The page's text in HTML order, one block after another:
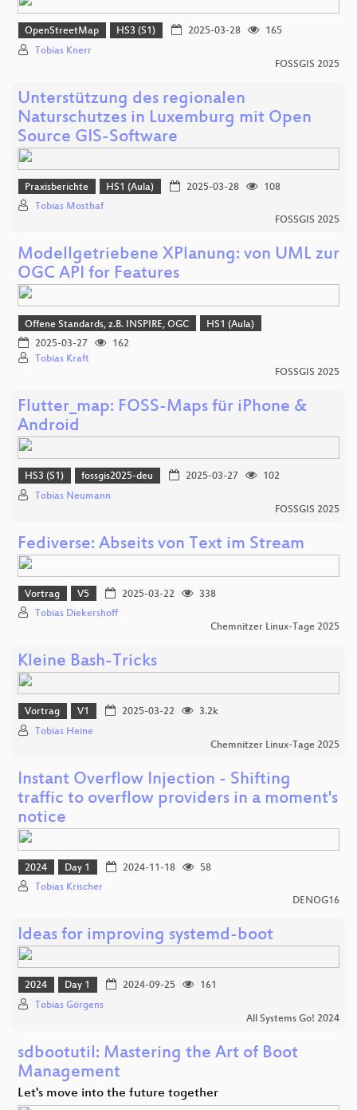
OpenStreetMap HS3 (S1) 2025-03-28
165
Tobias Knerr
FOSSGIS 2025
Unterstützung des regionalen
Naturschutzes in Luxemburg mit Open
Source GIS-Software
Praxisberichte HS1 (Aula) 2025-03-28
108
Tobias Mosthaf
FOSSGIS 2025
Modellgetriebene XPlanung: von UML zur
OGC API for Features
Offene Standards, z.B. INSPIRE, OGC
HS1 (Aula)
2025-03-27
162
Tobias Kraft
FOSSGIS 2025
Flutter_map: FOSS-Maps für iPhone &
Android
HS3 (S1) fossgis2025-deu 2025-03-27
102
Tobias Neumann
FOSSGIS 2025
Fediverse: Abseits von Text im Stream
Vortrag V5 2025-03-22
338
Tobias Diekershoff
Chemnitzer Linux-Tage 2025
Kleine Bash-Tricks
Vortrag V1 2025-03-22
3.2k
Tobias Heine
Chemnitzer Linux-Tage 2025
Instant Overflow Injection - Shifting
traffic to overflow providers in a moment's
notice
2024 Day 1 2024-11-18
58
Tobias Krischer
DENOG16
Ideas for improving systemd-boot
2024 Day 1 2024-09-25
161
Tobias Görgens
All Systems Go! 2024
sdbootutil: Mastering the Art of Boot
Management
Let's move into the future together